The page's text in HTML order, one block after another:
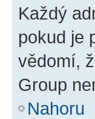
Každý
pokud je
vědomí,
Group
Nahoru